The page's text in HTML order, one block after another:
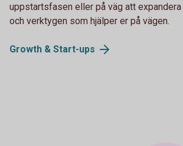
uppstartsfasen eller på väg att
och verktygen som hjälper er på vägen.
Growth & Start-ups